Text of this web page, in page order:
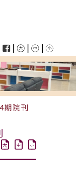
| |
|
期院刊